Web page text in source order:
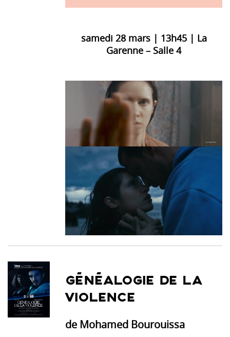
samedi 28 mars | 13h45 | La
Garenne – Salle 4
GÉNÉALOGIE DE LA
VIOLENCE
de Mohamed Bourouissa